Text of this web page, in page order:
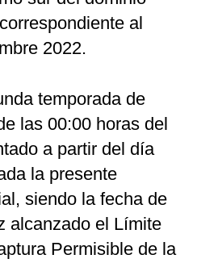
al
2022.
temporada de
las 00:00 horas del
a partir del día
la presente
siendo la fecha de
alcanzado el Límite
Permisible de la